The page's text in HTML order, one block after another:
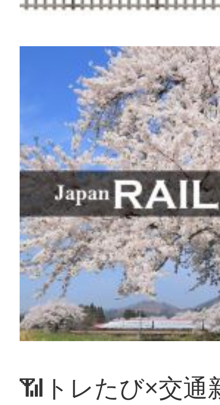
📶トレたび×交通